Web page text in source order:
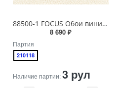
88500-1 FOCUS Обои виниловые на бумажной основе 1.06*15.6
8 690 ₽
Партия
210118
Наличие партии:3 рул